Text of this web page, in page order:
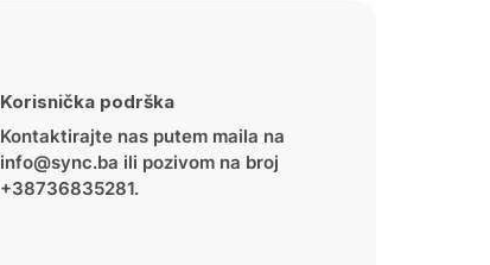
Korisnička podrška
Kontaktirajte nas putem maila na
info@sync.ba ili pozivom na broj
+38736835281.